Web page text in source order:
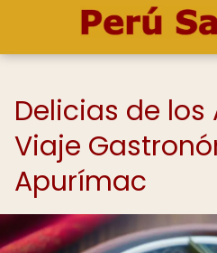
Delicias de los
Viaje
Apurímac